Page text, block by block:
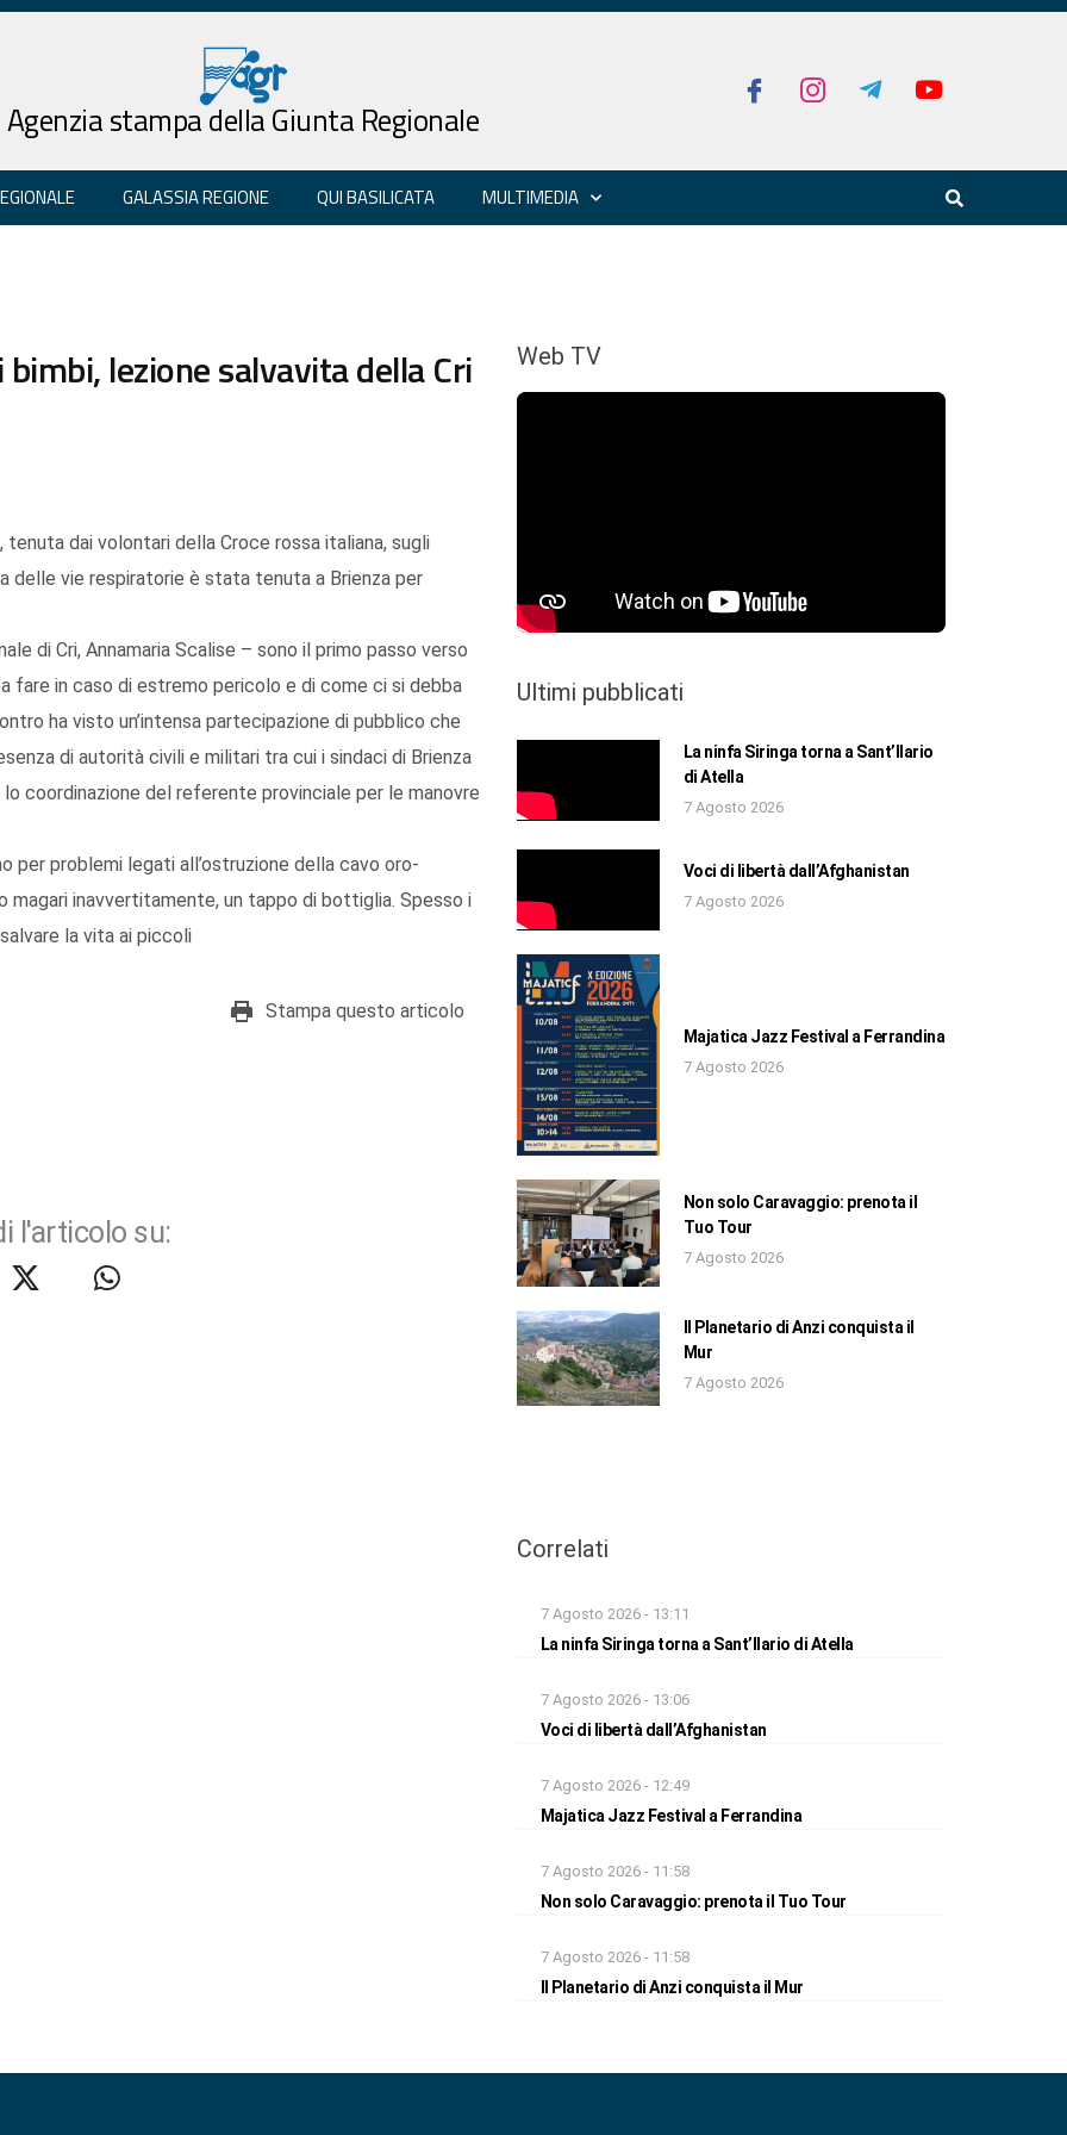
Agenzia stampa della Giunta Regionale
GALASSIA REGIONE QUI BASILICATA MULTIMEDIA
lezione salvavita della Cri
dai volontari della Croce rossa italiana, sugli
delle vie respiratorie è stata tenuta a Brienza per
di Cri, Annamaria Scalise – sono il primo passo verso
fare in caso di estremo pericolo e di come ci si debba
ha visto un’intensa partecipazione di pubblico che
di autorità civili e militari tra cui i sindaci di Brienza
coordinazione del referente provinciale per le manovre
per problemi legati all’ostruzione della cavo oro-
inavvertitamente, un tappo di bottiglia. Spesso i
la vita ai piccoli
Stampa questo articolo
l'articolo su:
Web TV
Ultimi pubblicati
La ninfa Siringa torna a Sant’Ilario
di Atella
7 Agosto 2026
Voci di libertà dall’Afghanistan
7 Agosto 2026
Majatica Jazz Festival a Ferrandina
7 Agosto 2026
Non solo Caravaggio: prenota il
Tuo Tour
7 Agosto 2026
Il Planetario di Anzi conquista il
Mur
7 Agosto 2026
Correlati
7 Agosto 2026 - 13:11
La ninfa Siringa torna a Sant’Ilario di Atella
7 Agosto 2026 - 13:06
Voci di libertà dall’Afghanistan
7 Agosto 2026 - 12:49
Majatica Jazz Festival a Ferrandina
7 Agosto 2026 - 11:58
Non solo Caravaggio: prenota il Tuo Tour
7 Agosto 2026 - 11:58
Il Planetario di Anzi conquista il Mur